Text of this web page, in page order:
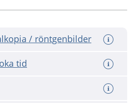
/ röntgenbilder
tid